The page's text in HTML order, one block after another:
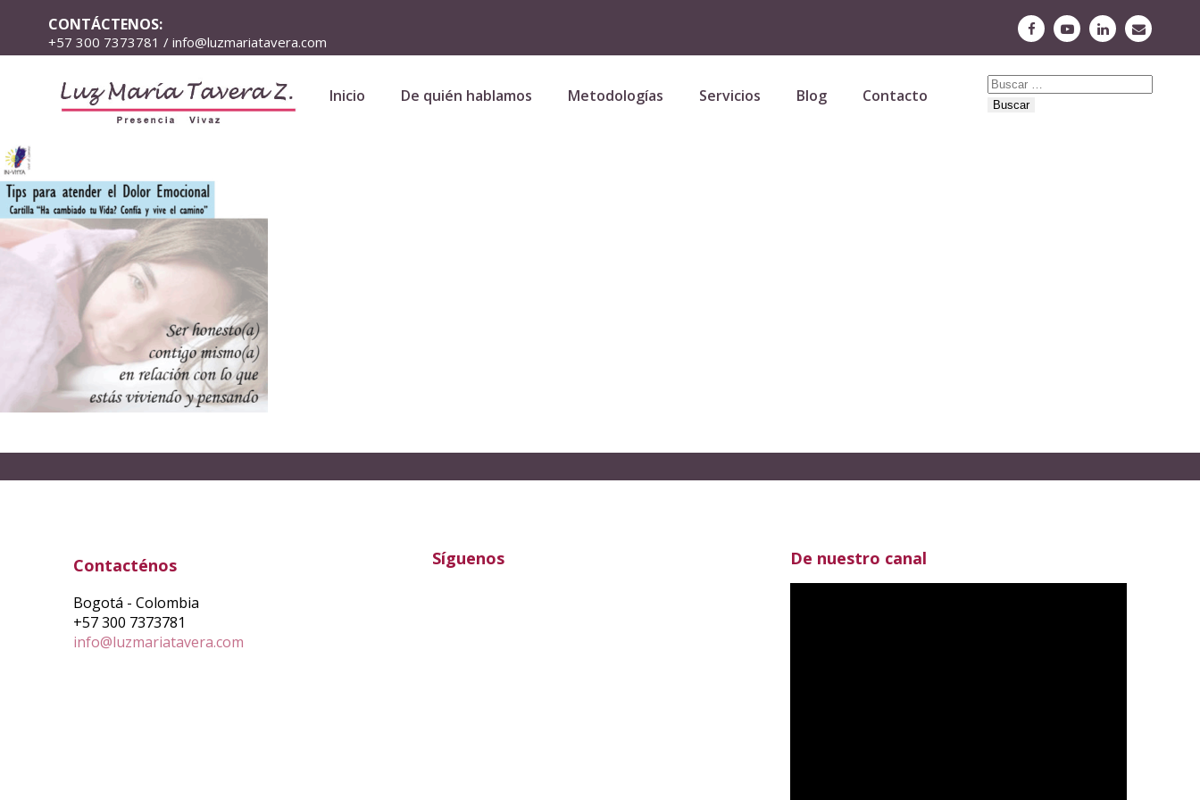
CONTÁCTENOS:
+57 300 7373781 / info@luzmariatavera.com
Inicio De quién hablamos Metodologías Servicios Blog Contacto
Buscar:
Contacténos
Bogotá - Colombia
+57 300 7373781
info@luzmariatavera.com
Síguenos De nuestro canal